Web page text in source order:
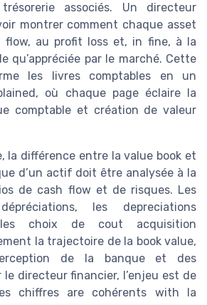
associés. Un directeur
montrer comment chaque asset
flow, au profit loss et, in fine, à la
qu’appréciée par le marché. Cette
les livres comptables en un
où chaque page éclaire la
comptable et création de valeur
la différence entre la value book et
d’un actif doit être analysée à la
de cash flow et de risques. Les
les depreciations
choix de cout acquisition
la trajectoire de la book value,
de la banque et des
le directeur financier, l’enjeu est de
chiffres are cohérents with la